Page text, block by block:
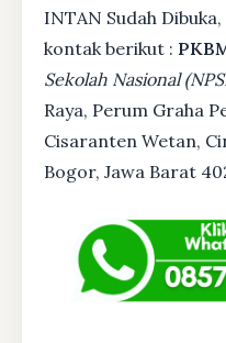
INTAN Sudah
kontak berikut :
Sekolah Nasional
Raya, Perum Graha
Cisaranten Wetan,
Bogor, Jawa Barat